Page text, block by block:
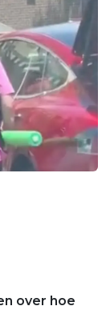
over hoe